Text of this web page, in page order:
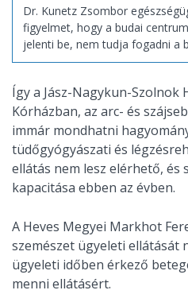
Dr. Kunetz Zsombor
figyelmet, hogy a budai
jelenti be, nem tudja fogadni a
Így a Jász-Nagykun-Szolnok
Kórházban, az arc- és
immár mondhatni
tüdőgyógyászati és
ellátás nem lesz elérhető, és
kapacitása ebben az évben.
A Heves Megyei Markhot
szemészet ügyeleti ellátását
ügyeleti időben érkező
menni ellátásért.